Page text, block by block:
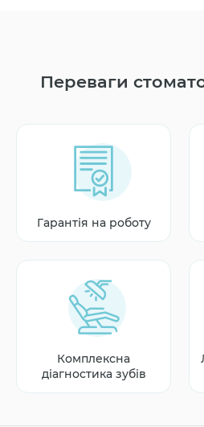
Переваги
Гарантія на роботу
Комплексна
діагностика зубів